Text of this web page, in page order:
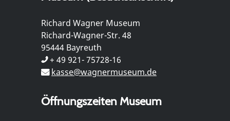
Richard Wagner Museum
Richard-Wagner-Str. 48
95444 Bayreuth
+ 49 921- 75728-16
kasse@wagnermuseum.de
Öffnungszeiten Museum